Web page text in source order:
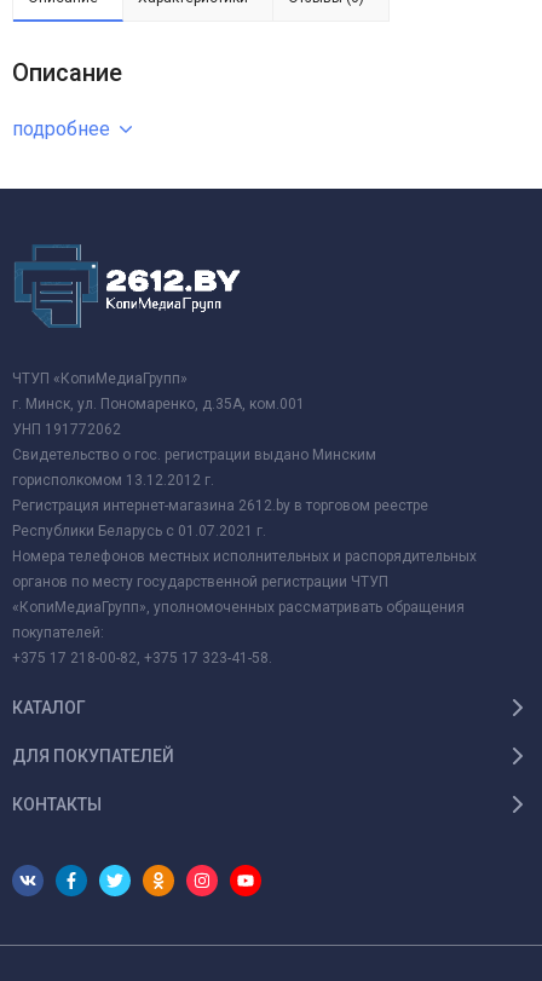
Описание
подробнее
ЧТУП «КопиМедиаГрупп»
г. Минск, ул. Пономаренко, д.35А, ком.001
УНП 191772062
Свидетельство о гос. регистрации выдано Минским
горисполкомом 13.12.2012 г.
Регистрация интернет-магазина 2612.by в торговом реестре
Республики Беларусь с 01.07.2021 г.
Номера телефонов местных исполнительных и распорядительных
органов по месту государственной регистрации ЧТУП
«КопиМедиаГрупп», уполномоченных рассматривать обращения
покупателей:
+375 17 218-00-82, +375 17 323-41-58.
КАТАЛОГ
ДЛЯ ПОКУПАТЕЛЕЙ
КОНТАКТЫ